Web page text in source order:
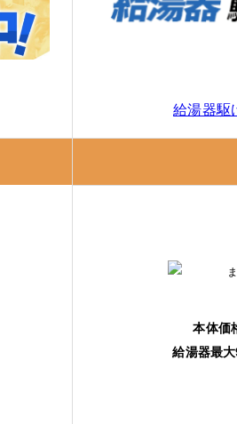
給湯器駆
本体価
給湯器最